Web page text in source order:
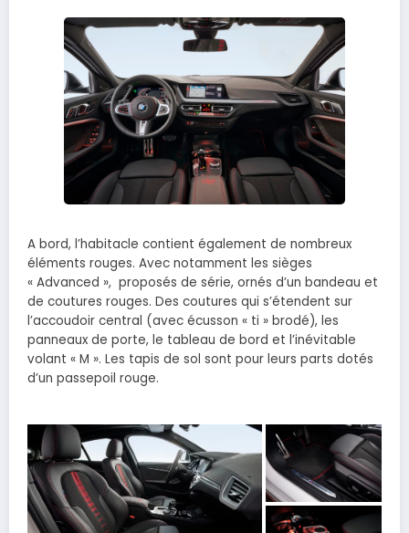
A bord, l’habitacle contient également de nombreux
éléments rouges. Avec notamment les sièges
« Advanced », proposés de série, ornés d’un bandeau et
de coutures rouges. Des coutures qui s’étendent sur
l’accoudoir central (avec écusson « ti » brodé), les
panneaux de porte, le tableau de bord et l’inévitable
volant « M ». Les tapis de sol sont pour leurs parts dotés
d’un passepoil rouge.